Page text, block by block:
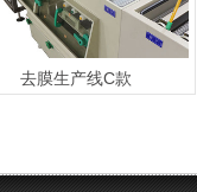
去膜生产线C款